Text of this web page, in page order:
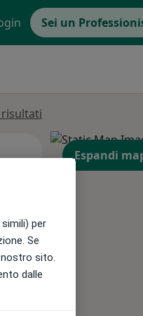
Sei un
Mar,
Espandi
per
Se
sito.
dalle